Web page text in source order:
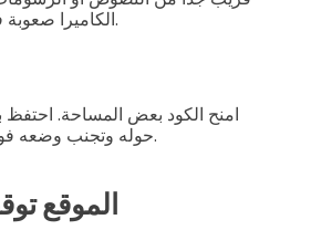
الكاميرا صعوبة في العثور على حوافه.
امنح الكود بعض المساحة.
حوله وتجنب وضعه فوق التصاميم المفصلة.
الموقع